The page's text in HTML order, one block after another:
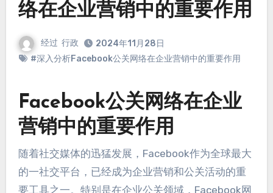
络在企业营销中的重要作用
经过 行政
2024年11月28日
#深入分析Facebook公关网络在企业营销中的重要作用
Facebook公关网络在企业
营销中的重要作用
随着社交媒体的迅猛发展， Facebook作为全球最大
的一社交平台 ， 已经成为企业营销和公关活动的重
要工具之一。 特别是在企业公关领域， Facebook网